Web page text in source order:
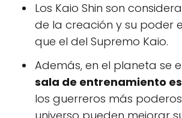
Los Kaio Shin son
de la creación y su poder
que el del Supremo Kaio.
Además, en el planeta se
sala de entrenamiento
los guerreros más